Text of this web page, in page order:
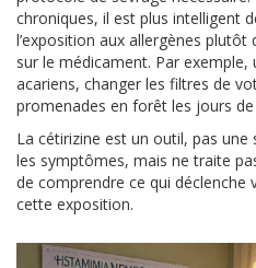
chroniques, il est plus intelligent
l’exposition aux allergènes
sur le médicament. Par exemple,
acariens, changer les filtres de
promenades en forêt les jours
La cétirizine est un outil, pas une
les symptômes, mais ne traite
de comprendre ce qui déclenche
cette exposition.